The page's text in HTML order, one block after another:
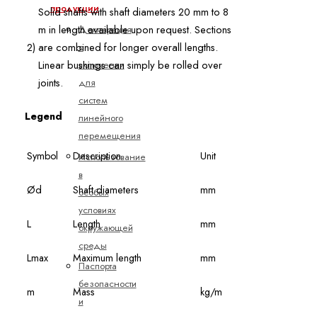
продукции
Декларация
о
включении
для
систем
линейного
перемещения
Использование
в
особых
условиях
окружающей
среды
Паспорта
безопасности
и
2)
Solid shafts with shaft diameters 20 mm to 8
m in length available upon request. Sections
are combined for longer overall lengths.
Linear bushings can simply be rolled over
joints.
Legend
Symbol Description Unit
Ød Shaft diameters mm
L Length mm
Lmax Maximum length mm
m Mass kg/m